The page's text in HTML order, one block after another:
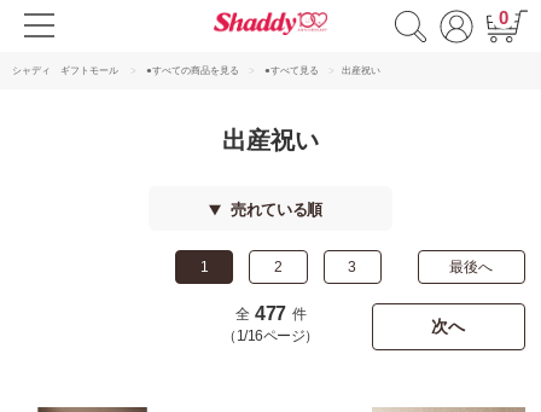
0
シャディ ギフトモール ●すべての商品を見る ●すべて見る 出産祝い
出産祝い
売れている順
1 2 3 最後へ
次へ
全 477 件
（1/16ページ）